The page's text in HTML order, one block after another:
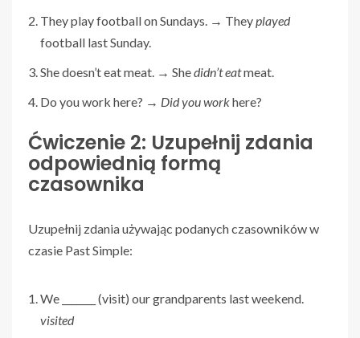
They play football on Sundays. → Theyplayed
football last Sunday.
She doesn’t eat meat. → Shedidn’t eatmeat.
Do you work here? → Did you workhere?
Ćwiczenie 2: Uzupełnij zdania
odpowiednią formą
czasownika
Uzupełnij zdania używając podanych czasowników w
czasie Past Simple:
We _______ (visit) our grandparents last weekend.
visited